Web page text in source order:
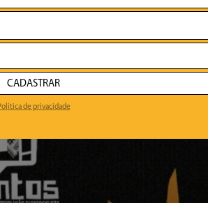
CADASTRAR
de privacidade